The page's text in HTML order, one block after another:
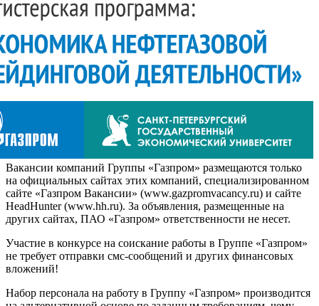
Вакансии компаний Группы «Газпром» размещаются только
на официальных сайтах этих компаний, специализированном
сайте «Газпром Вакансии» (www.gazpromvacancy.ru) и сайте
HeadHunter (www.hh.ru). За объявления, размещенные на
других сайтах, ПАО «Газпром» ответственности не несет.
Участие в конкурсе на соискание работы в Группе «Газпром»
не требует отправки смс-сообщений и других финансовых
вложений!
Набор персонала на работу в Группу «Газпром» производится